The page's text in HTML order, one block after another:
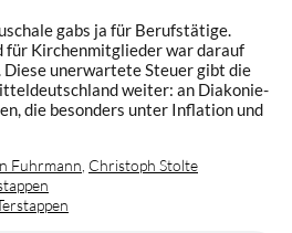
gabs ja für Berufstätige.
für Kirchenmitglieder war darauf
unerwartete Steuer gibt die
weiter: an Diakonie-
die besonders unter Inflation und
Fuhrmann Christoph Stolte